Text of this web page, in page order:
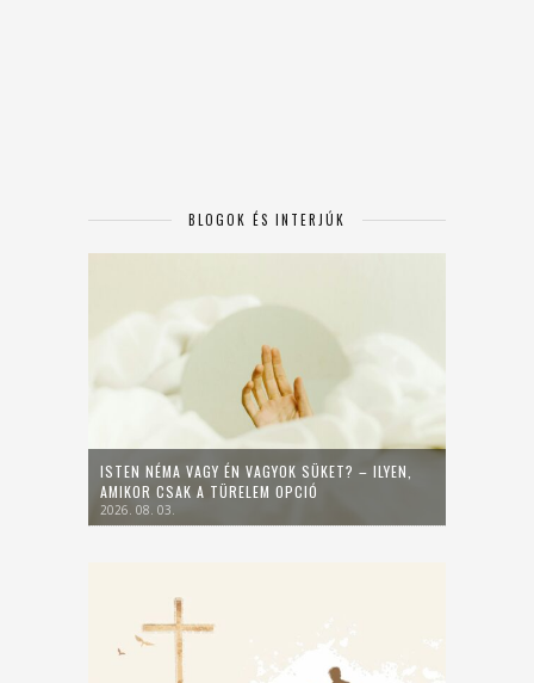
BLOGOK ÉS INTERJÚK
ISTEN NÉMA VAGY ÉN VAGYOK SÜKET? – ILYEN,
AMIKOR CSAK A TÜRELEM OPCIÓ
2026. 08. 03.